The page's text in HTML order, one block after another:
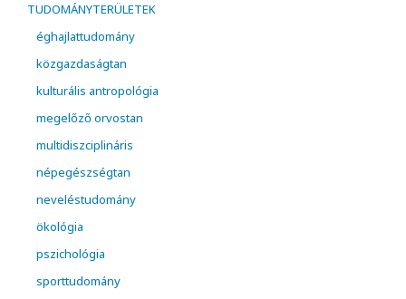
TUDOMÁNYTERÜLETEK
éghajlattudomány
közgazdaságtan
kulturális antropológia
megelőző orvostan
multidiszciplináris
népegészségtan
neveléstudomány
ökológia
pszichológia
sporttudomány